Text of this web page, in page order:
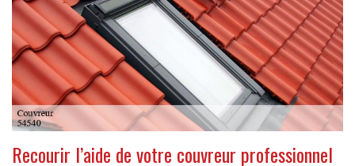
Recourir l’aide de votre couvreur professionnel